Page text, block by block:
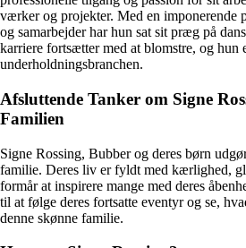
værker og projekter. Med en imponerende
og samarbejder har hun sat sit præg på
karriere fortsætter med at blomstre, og hun
underholdningsbranchen.
Afsluttende Tanker om Signe
Familien
Signe Rossing, Bubber og deres børn
familie. Deres liv er fyldt med kærlighed,
formår at inspirere mange med deres
til at følge deres fortsatte eventyr og se,
denne skønne familie.